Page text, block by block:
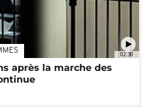
02:30
après la marche des